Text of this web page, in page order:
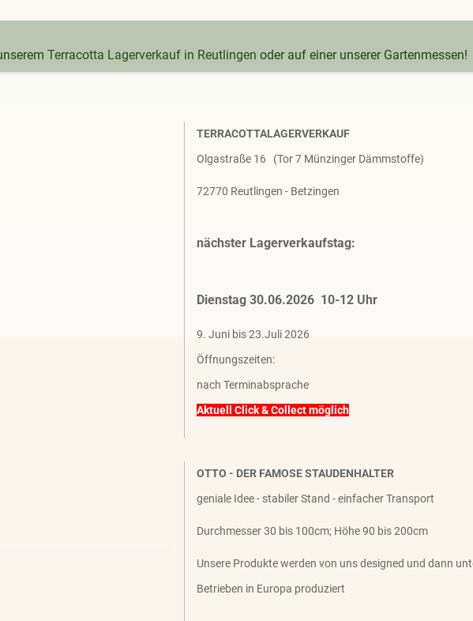
Terracotta Lagerverkauf in Reutlingen oder auf einer unserer Gartenmessen!
TERRACOTTALAGERVERKAUF
Olgastraße 16 (Tor 7 Münzinger Dämmstoffe)
72770 Reutlingen - Betzingen
nächster Lagerverkaufstag:
Dienstag 30.06.2026 10-12 Uhr
9. Juni bis 23.Juli 2026
Öffnungszeiten:
nach Terminabsprache
Aktuell Click & Collect möglich
OTTO - DER FAMOSE STAUDENHALTER
geniale Idee - stabiler Stand - einfacher Transport
Durchmesser 30 bis 100cm; Höhe 90 bis 200cm
Unsere Produkte werden von uns designed und dann
Betrieben in Europa produziert